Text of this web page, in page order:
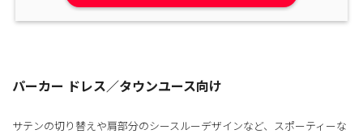
パーカー ドレス／タウンユース向け
サテンの切り替えや肩部分のシースルーデザインなど、スポーティーな